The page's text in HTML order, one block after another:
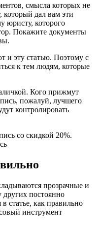
смысла которых не
который дал вам эти
юристу, которого
Покажите документы
и эту статью. Поэтому с
к тем людям, которые
Кого прижмут
пожалуй, лучшего
контролировать
со скидкой 20%.
прозрачные и
постоянно
статье, как правильно
инструмент